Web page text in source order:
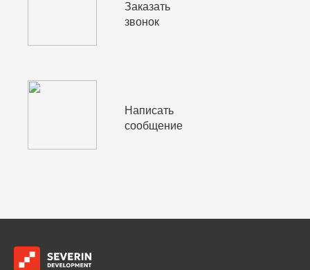
Заказать
звонок
Написать
сообщение